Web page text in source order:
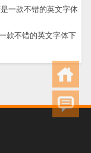
款不错的英文字体下